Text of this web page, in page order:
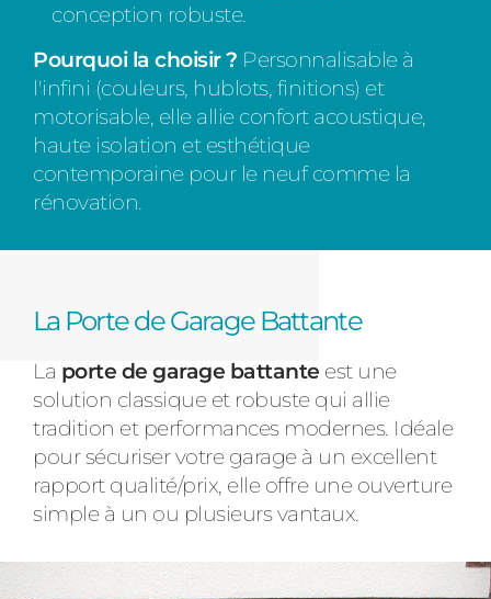
conception robuste.
Pourquoi la choisir ? Personnalisable à
l'infini (couleurs, hublots, finitions) et
motorisable, elle allie confort acoustique,
haute isolation et esthétique
contemporaine pour le neuf comme la
rénovation.
La Porte de Garage Battante
La porte de garage battante est une
solution classique et robuste qui allie
tradition et performances modernes. Idéale
pour sécuriser votre garage à un excellent
rapport qualité/prix, elle offre une ouverture
simple à un ou plusieurs vantaux.